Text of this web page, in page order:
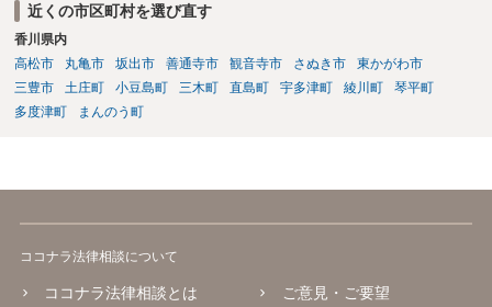
近くの市区町村を選び直す
香川県内
高松市
丸亀市 坂出市 善通寺市 観音寺市 さぬき市
東かがわ市
三豊市
土庄町 小豆島町 三木町 直島町 宇多津町 綾川町
琴平町
多度津町
まんのう町
ココナラ法律相談について
ココナラ法律相談とは ご意見・ご要望